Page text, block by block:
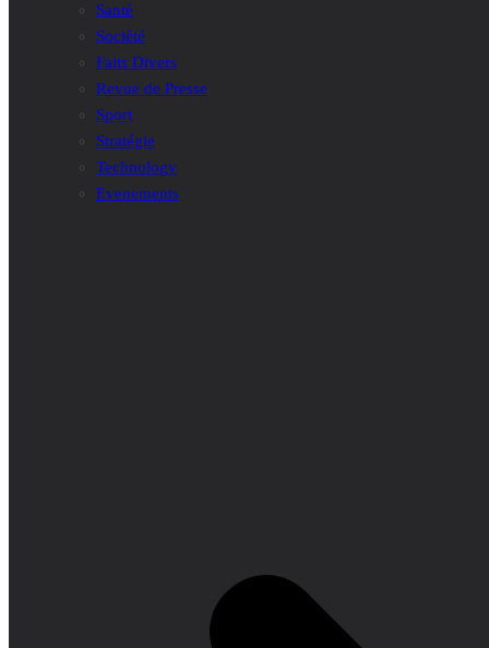
Santé
Société
Faits Divers
Revue de Presse
Sport
Stratégie
Technology
Evenements